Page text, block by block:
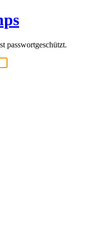
passwortgeschützt.